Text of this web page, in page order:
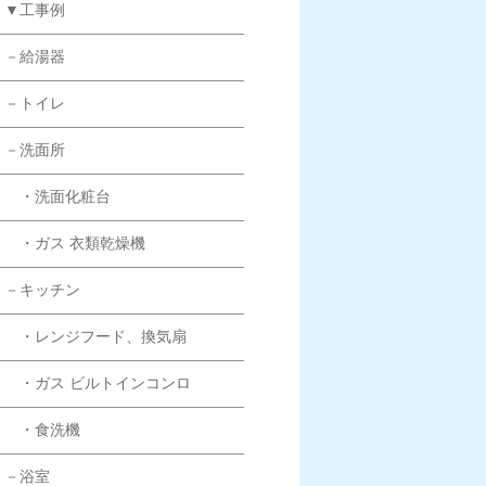
▼工事例
－給湯器
－トイレ
－洗面所
・洗面化粧台
・ガス 衣類乾燥機
－キッチン
・レンジフード、換気扇
・ガス ビルトインコンロ
・食洗機
－浴室